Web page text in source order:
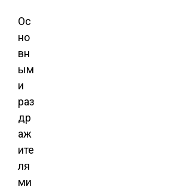
Ос
но
вн
ым
и
раз
др
аж
ите
ля
ми